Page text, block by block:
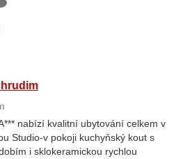
nabízí kvalitní ubytování celkem v
Studio-v pokoji kuchyňský kout s
i sklokeramickou rychlou